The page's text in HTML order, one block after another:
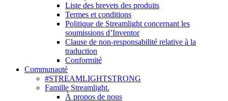
Liste des brevets des produits
Termes et conditions
Politique de Streamlight concernant les
soumissions d’Inventor
Clause de non-responsabilité relative à la
traduction
Conformité
Communauté
#STREAMLIGHTSTRONG
Famille Streamlight.
À propos de nous